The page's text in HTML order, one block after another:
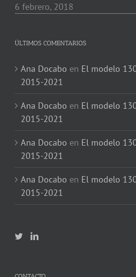
6 febrero, 2018
ÚLTIMOS COMENTARIOS
Ana Docabo en El modelo
2015-2021
Ana Docabo en El modelo
2015-2021
Ana Docabo en El modelo
2015-2021
Ana Docabo en El modelo
2015-2021